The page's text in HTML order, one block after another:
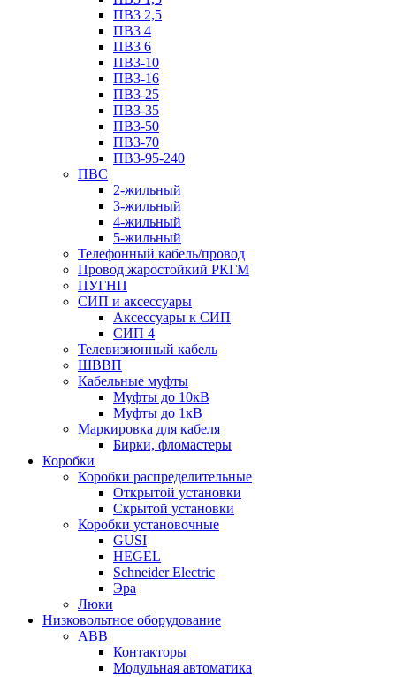
ПВ3 2,5
ПВ3 4
ПВ3 6
ПВ3-10
ПВ3-16
ПВ3-25
ПВ3-35
ПВ3-50
ПВ3-70
ПВ3-95-240
ПВС
2-жильный
3-жильный
4-жильный
5-жильный
Телефонный кабель/провод
Провод жаростойкий РКГМ
ПУГНП
СИП и аксессуары
Аксессуары к СИП
СИП 4
Телевизионный кабель
ШВВП
Кабельные муфты
Муфты до 10кВ
Муфты до 1кВ
Маркировка для кабеля
Бирки, фломастеры
Коробки
Коробки распределительные
Открытой установки
Скрытой установки
Коробки установочные
GUSI
HEGEL
Schneider Electric
Эра
Люки
Низковольтное оборудование
ABB
Контакторы
Модульная автоматика